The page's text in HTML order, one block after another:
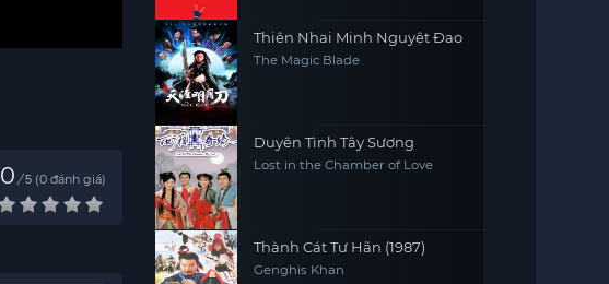
0 / 5 0đánh giá
Thiên Nhai Minh Nguyệt Đao
The Magic Blade
Duyên Tình Tây Sương
Lost in the Chamber of Love
Thành Cát Tư Hãn (1987)
Genghis Khan